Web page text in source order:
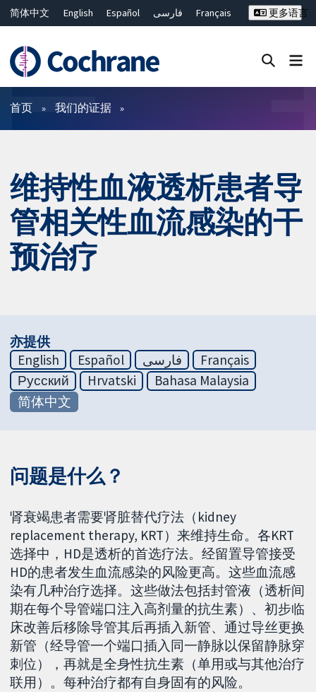
简体中文 English Español فارسی
Français
ไทย
繁體中文
更多语言
过滤
首页 我们的证据
维持性血液透析患者导
管相关性血流感染的干
预治疗
亦提供
English
Español فارسی
Français
Русский
Hrvatski
Bahasa Malaysia
简体中文
问题是什么？
肾衰竭患者需要肾脏替代疗法（kidney
replacement therapy, KRT）来维持生命。各KRT
选择中，HD是透析的首选疗法。经留置导管接受
HD的患者发生血流感染的风险更高。这些血流感
染有几种治疗选择。这些做法包括封管液（透析间
期在每个导管端口注入高剂量的抗生素）、初步临
床改善后移除导管其后再插入新管、通过导丝更换
新管（经导管一个端口插入同一静脉以保留静脉穿
刺位），再就是全身性抗生素（单用或与其他治疗
联用）。每种治疗都有自身固有的风险。